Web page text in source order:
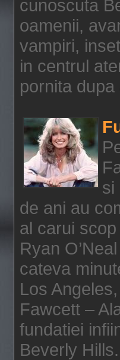
cunoscuta
oamenii,
vampiri,
in centrul
pornita
si
de ani au
al carui
Ryan
cateva
Los
Fawcett –
fundatiei
Beverly